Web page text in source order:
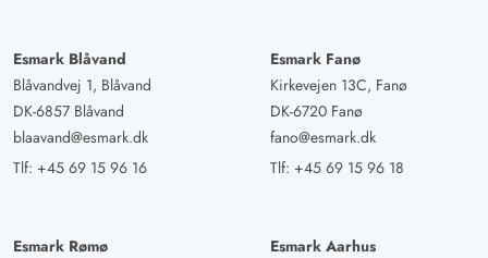
Esmark Blåvand
Blåvandvej 1, Blåvand
DK-6857 Blåvand
blaavand@esmark.dk
Tlf: +45 69 15 96 16
Esmark Fanø
Kirkevejen 13C, Fanø
DK-6720 Fanø
fano@esmark.dk
Tlf: +45 69 15 96 18
Esmark Rømø
Esmark Aarhus